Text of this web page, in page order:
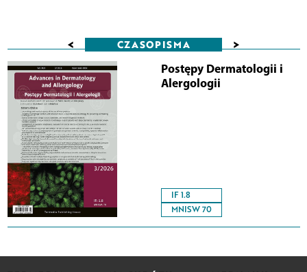
< CZASOPISMA >
Postępy Dermatologii i
Alergologii
IF 1.8
MNISW 70